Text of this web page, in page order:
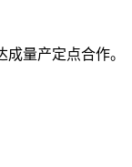
量产定点合作。